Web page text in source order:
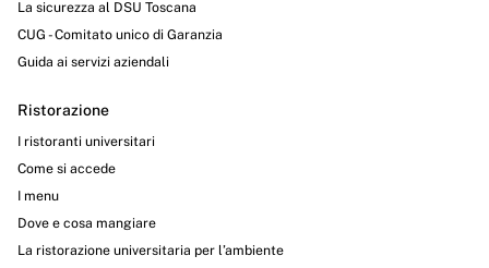
La sicurezza al DSU Toscana
CUG - Comitato unico di Garanzia
Guida ai servizi aziendali
Ristorazione
I ristoranti universitari
Come si accede
I menu
Dove e cosa mangiare
La ristorazione universitaria per l’ambiente